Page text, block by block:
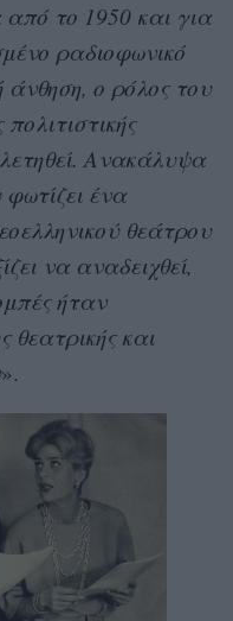
το 1950 και για
ραδιοφωνικό
ο ρόλος του
Ανακάλυψα
ένα
θεάτρου
να αναδειχθεί,
ήταν
θεατρικής και
».